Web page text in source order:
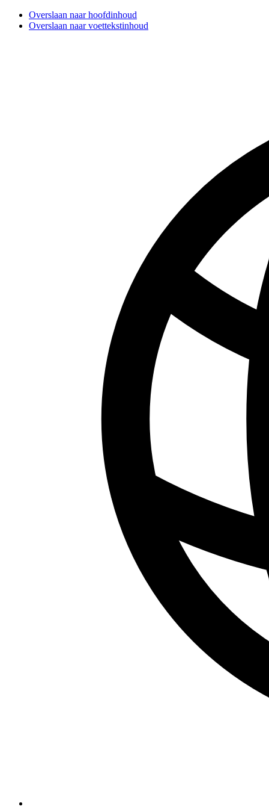
Overslaan naar hoofdinhoud
Overslaan naar voettekstinhoud